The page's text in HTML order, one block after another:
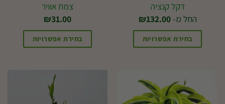
דקל קנציה
החל מ-
₪132.00
בחירת אפשרויות
מספר
צמח אוויר
₪31.00
בחירת אפשרויות